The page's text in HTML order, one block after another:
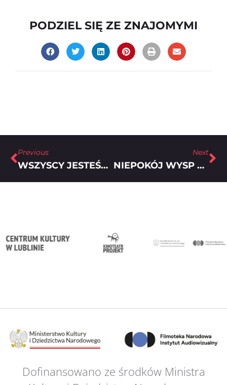
PODZIEL SIĘ ZE ZNAJOMYMI
Previous
WSZYSCY JESTEŚMY TROCHĘ POKRACZNI – „SUKIENKA”, REŻ. TADEUSZ ŁYSIAK
Next
NIEPOKÓJ WYSP UMARŁYCH – „#ETIUDA2”, REŻ. ANDREY BURMISTROV
Dofinansowano ze środków Ministra